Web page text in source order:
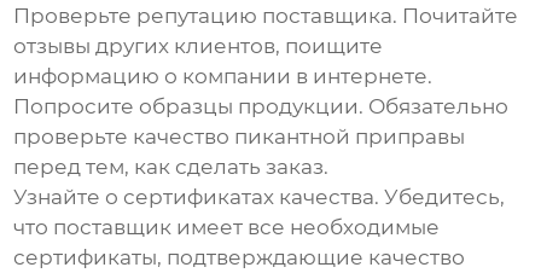
Проверьте репутацию поставщика. Почитайте
отзывы других клиентов, поищите
информацию о компании в интернете.
Попросите образцы продукции. Обязательно
проверьте качество пикантной приправы
перед тем, как сделать заказ.
Узнайте о сертификатах качества. Убедитесь,
что поставщик имеет все необходимые
сертификаты, подтверждающие качество